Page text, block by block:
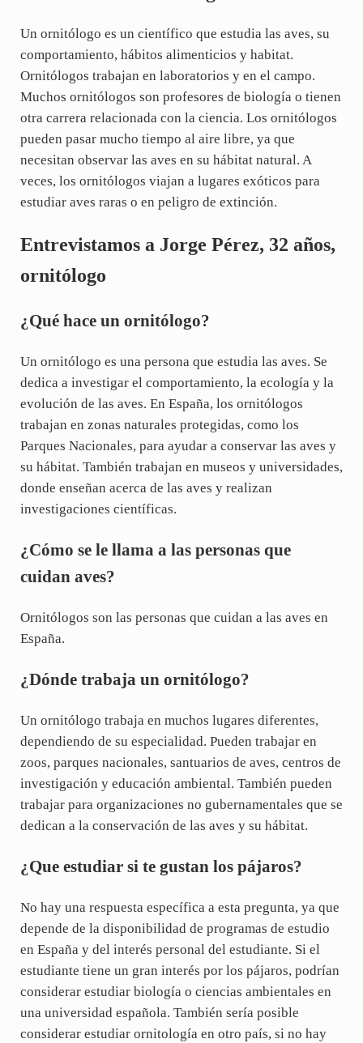
Un ornitólogo es un científico que estudia las aves, su
comportamiento, hábitos alimenticios y habitat.
Ornitólogos trabajan en laboratorios y en el campo.
Muchos ornitólogos son profesores de biología o tienen
otra carrera relacionada con la ciencia. Los ornitólogos
pueden pasar mucho tiempo al aire libre, ya que
necesitan observar las aves en su hábitat natural. A
veces, los ornitólogos viajan a lugares exóticos para
estudiar aves raras o en peligro de extinción.
Entrevistamos a Jorge Pérez, 32 años,
ornitólogo
¿Qué hace un ornitólogo?
Un ornitólogo es una persona que estudia las aves. Se
dedica a investigar el comportamiento, la ecología y la
evolución de las aves. En España, los ornitólogos
trabajan en zonas naturales protegidas, como los
Parques Nacionales, para ayudar a conservar las aves y
su hábitat. También trabajan en museos y universidades,
donde enseñan acerca de las aves y realizan
investigaciones científicas.
¿Cómo se le llama a las personas que
cuidan aves?
Ornitólogos son las personas que cuidan a las aves en
España.
¿Dónde trabaja un ornitólogo?
Un ornitólogo trabaja en muchos lugares diferentes,
dependiendo de su especialidad. Pueden trabajar en
zoos, parques nacionales, santuarios de aves, centros de
investigación y educación ambiental. También pueden
trabajar para organizaciones no gubernamentales que se
dedican a la conservación de las aves y su hábitat.
¿Que estudiar si te gustan los pájaros?
No hay una respuesta específica a esta pregunta, ya que
depende de la disponibilidad de programas de estudio
en España y del interés personal del estudiante. Si el
estudiante tiene un gran interés por los pájaros, podrían
considerar estudiar biología o ciencias ambientales en
una universidad española. También sería posible
considerar estudiar ornitología en otro país, si no hay